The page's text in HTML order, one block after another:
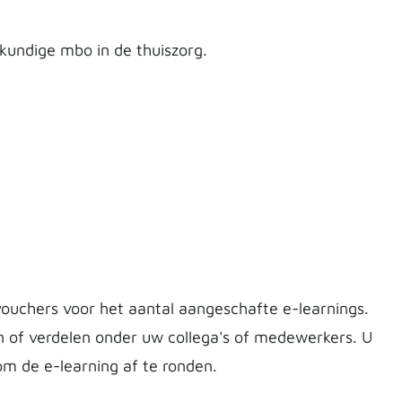
mbo in de thuiszorg.
voor het aantal aangeschafte e-learnings.
of verdelen onder uw collega's of medewerkers. U
de e-learning af te ronden.